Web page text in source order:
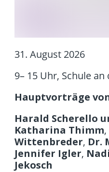
31. August 2026
9– 15 Uhr, Schule an
Hauptvorträge
Harald Scherello
Katharina Thimm,
Wittenbreder, Dr.
Jennifer Igler,
Jekosch